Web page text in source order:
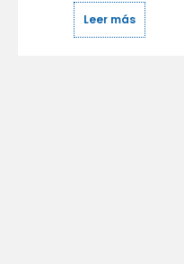
Leer más